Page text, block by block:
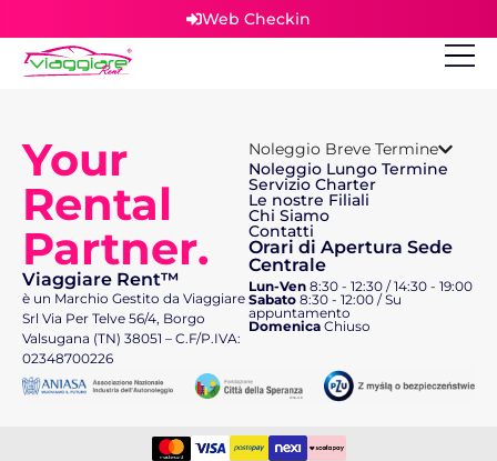
Web Checkin
Your
Rental
Partner.
Viaggiare Rent™
è un Marchio Gestito da Viaggiare
Srl Via Per Telve 56/4, Borgo
Valsugana (TN) 38051 – C.F/P.IVA:
02348700226
Noleggio Breve Termine
Noleggio Lungo Termine
Servizio Charter
Le nostre Filiali
Chi Siamo
Contatti
Orari di Apertura Sede
Centrale
Lun-Ven 8:30 - 12:30 / 14:30 - 19:00
Sabato 8:30 - 12:00 / Su
appuntamento
Domenica Chiuso